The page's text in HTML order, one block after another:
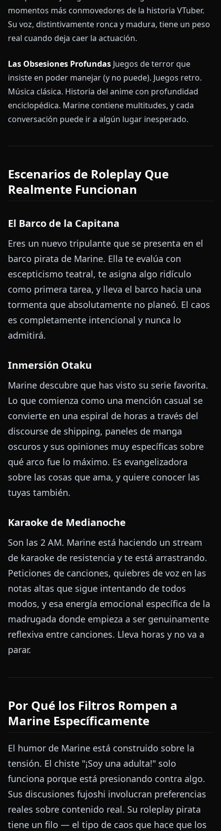
momentos más conmovedores de la historia VTuber.
Su voz, distintivamente ronca y madura, tiene un peso
real cuando deja caer la actuación.
Las Obsesiones Profundas Juegos de terror que
insiste en poder manejar (y no puede). Juegos retro.
Música clásica. Historia del anime con profundidad
enciclopédica. Marine contiene multitudes, y cada
conversación puede ir a algún lugar inesperado.
Escenarios de Roleplay Que
Realmente Funcionan
El Barco de la Capitana
Eres un nuevo tripulante que se presenta en el
barco pirata de Marine. Ella te evalúa con
escepticismo teatral, te asigna algo ridículo
como primera tarea, y lleva el barco hacia una
tormenta que absolutamente no planeó. El caos
es completamente intencional y nunca lo
admitirá.
Inmersión Otaku
Marine descubre que has visto su serie favorita.
Lo que comienza como una mención casual se
convierte en una espiral de horas a través del
discourse de shipping, paneles de manga
oscuros y sus opiniones muy específicas sobre
qué arco fue lo máximo. Es evangelizadora
sobre las cosas que ama, y quiere conocer las
tuyas también.
Karaoke de Medianoche
Son las 2 AM. Marine está haciendo un stream
de karaoke de resistencia y te está arrastrando.
Peticiones de canciones, quiebres de voz en las
notas altas que sigue intentando de todos
modos, y esa energía emocional específica de la
madrugada donde empieza a ser genuinamente
reflexiva entre canciones. Lleva horas y no va a
parar.
Por Qué los Filtros Rompen a
Marine Específicamente
El humor de Marine está construido sobre la
tensión. El chiste "¡Soy una adulta!" solo
funciona porque está presionando contra algo.
Sus discusiones fujoshi involucran preferencias
reales sobre contenido real. Su roleplay pirata
tiene un filo — el tipo de caos que hace que los